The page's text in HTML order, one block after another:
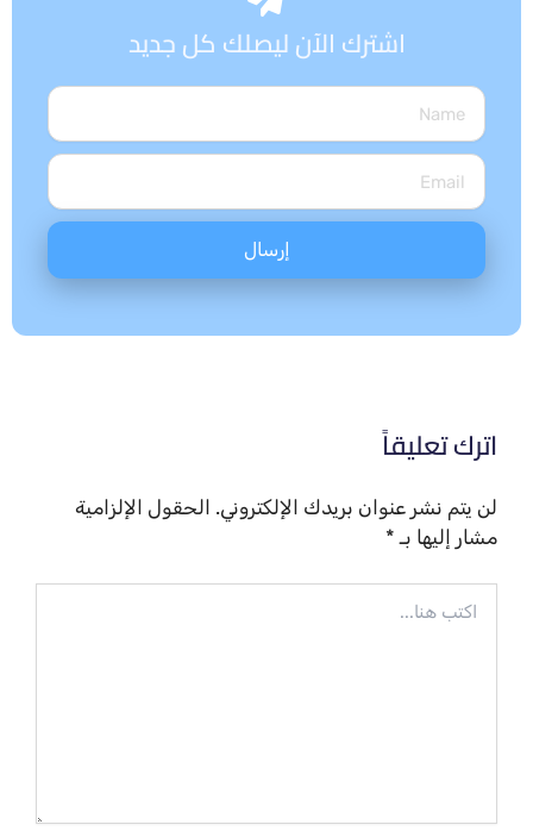
اشترك الآن ليصلك كل جديد
Name
Email
إرسال
اترك تعليقاً
لن يتم نشر عنوان بريدك الإلكتروني. الحقول الإلزامية
مشار إليها بـ*
هنا...